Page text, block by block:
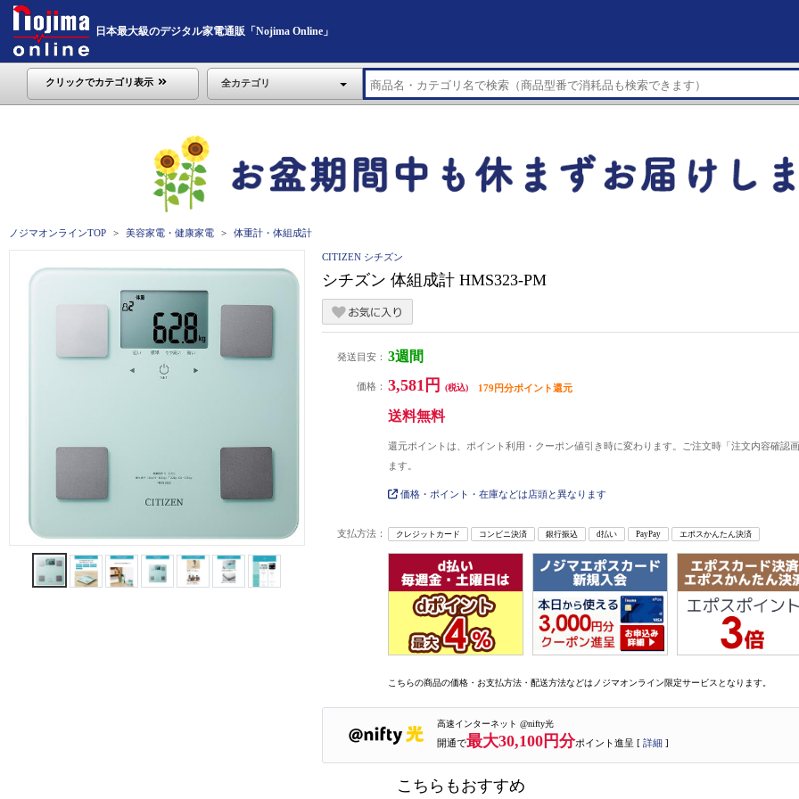
日本最大級のデジタル家電通販「Nojima Online」
クリックでカテゴリ表示 全カテゴリ
ノジマオンラインTOP 美容家電・健康家電 体重計・体組成計
CITIZEN シチズン
シチズン 体組成計 HMS323-PM
発送目安： 3週間
価格： 3,581円 (税込) 179円分ポイント還元
送料無料
還元ポイントは、ポイント利用・クーポン値引き時に変わります。ご注文時「注文内容確認
ます。
価格・ポイント・在庫などは店頭と異なります
支払方法： クレジットカード コンビニ決済 銀行振込 d払い PayPay エポスかんたん決済
こちらの商品の価格・お支払方法・配送方法などはノジマオンライン限定サービスとなります。
高速インターネット @nifty光
開通で最大30,100円分ポイント進呈 [ 詳細 ]
こちらもおすすめ